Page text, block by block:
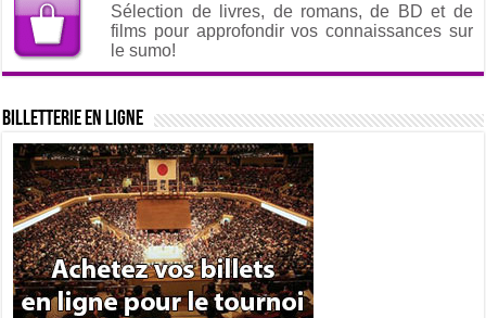
Sélection de livres, de romans, de BD et de
films pour approfondir vos connaissances sur
le sumo!
Billetterie en ligne